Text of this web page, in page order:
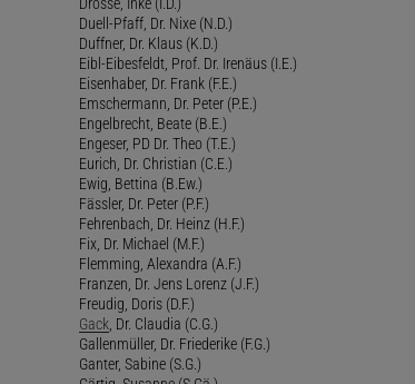
Duell-Pfaff, Dr. Nixe (N.D.)
Duffner, Dr. Klaus (K.D.)
Eibl-Eibesfeldt, Prof. Dr. Irenäus (I.E.)
Eisenhaber, Dr. Frank (F.E.)
Emschermann, Dr. Peter (P.E.)
Engelbrecht, Beate (B.E.)
Engeser, PD Dr. Theo (T.E.)
Eurich, Dr. Christian (C.E.)
Ewig, Bettina (B.Ew.)
Fässler, Dr. Peter (P.F.)
Fehrenbach, Dr. Heinz (H.F.)
Fix, Dr. Michael (M.F.)
Flemming, Alexandra (A.F.)
Franzen, Dr. Jens Lorenz (J.F.)
Freudig, Doris (D.F.)
Gack, Dr. Claudia (C.G.)
Gallenmüller, Dr. Friederike (F.G.)
Ganter, Sabine (S.G.)